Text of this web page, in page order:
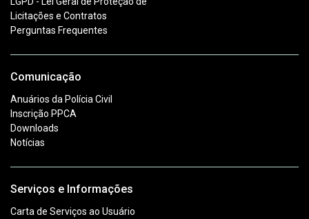
Licitações e Contratos
Perguntas Frequentes
Comunicação
Anuários da Polícia Civil
Inscrição PPCA
Downloads
Notícias
Serviços e Informações
Carta de Serviços ao Usuário